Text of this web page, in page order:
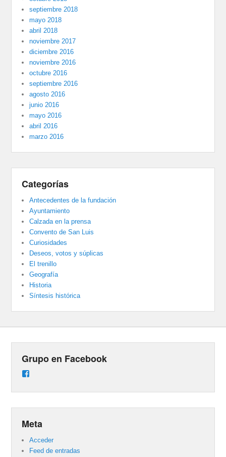
septiembre 2018
mayo 2018
abril 2018
noviembre 2017
diciembre 2016
noviembre 2016
octubre 2016
septiembre 2016
agosto 2016
junio 2016
mayo 2016
abril 2016
marzo 2016
Categorías
Antecedentes de la fundación
Ayuntamiento
Calzada en la prensa
Convento de San Luis
Curiosidades
Deseos, votos y súplicas
El trenillo
Geografía
Historia
Síntesis histórica
Grupo en Facebook
en
Meta
Acceder
Feed de entradas